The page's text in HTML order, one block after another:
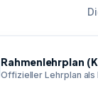
Rahmenlehrplan
Offizieller Lehrplan als